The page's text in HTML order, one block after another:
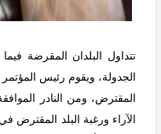
تتداول البلدان المقرضة
الجدولة، ويقوم رئيس
المقترض، ومن النادر
الآراء ورغبة البلد